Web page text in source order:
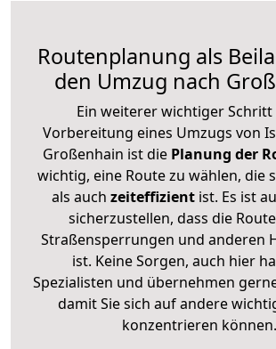
Routenplanung als
den Umzug nach
Ein weiterer wichtiger Schritt
Vorbereitung eines Umzugs von
Großenhain ist die Planung der
wichtig, eine Route zu wählen, die
als auch zeiteffizientist. Es ist
sicherzustellen, dass die
Straßensperrungen und anderen
ist. Keine Sorgen, auch hier
Spezialisten und übernehmen
damit Sie sich auf andere
konzentrieren können.